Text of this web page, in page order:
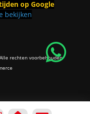
op Google
bekijken
rechten voorbehouden